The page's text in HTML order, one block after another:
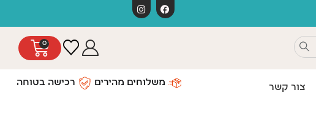
0
צור קשר משלוחים מהירים רכישה בטוחה